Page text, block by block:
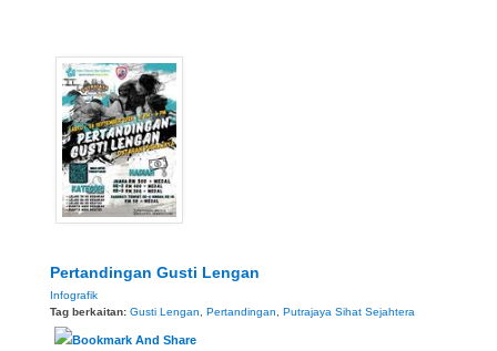
Pertandingan Gusti Lengan
Infografik
Tag berkaitan: Gusti Lengan Pertandingan Putrajaya Sihat Sejahtera